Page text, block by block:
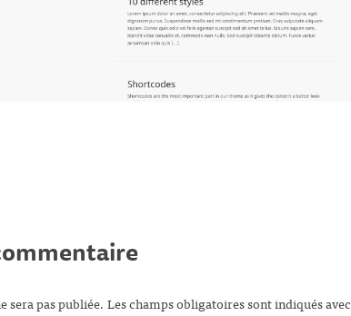
sera pas publiée. Les champs obligatoires sont indiqués avec